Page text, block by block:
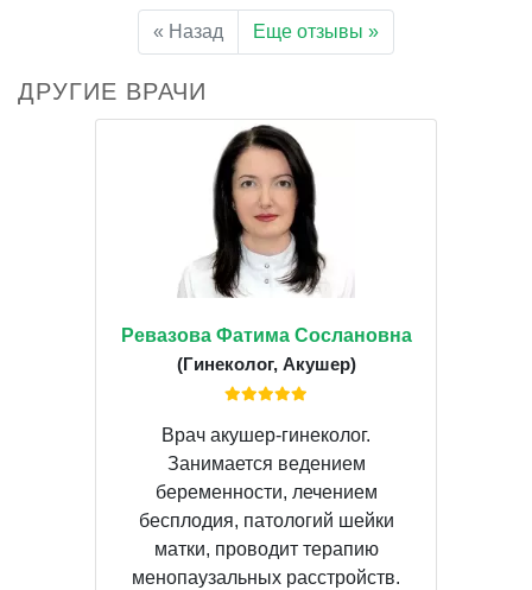
« Назад Еще отзывы »
ДРУГИЕ ВРАЧИ
Ревазова Фатима Сослановна
(Гинеколог, Акушер)
Врач акушер-гинеколог.
Занимается ведением
беременности, лечением
бесплодия, патологий шейки
матки, проводит терапию
менопаузальных расстройств.